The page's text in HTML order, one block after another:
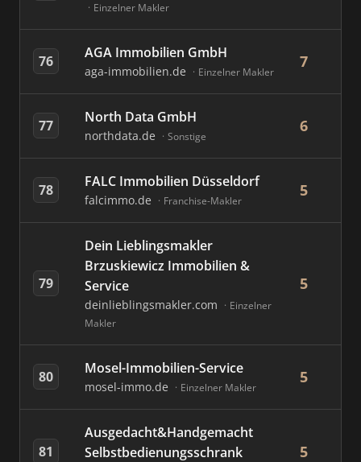
Einzelner Makler
76 AGA Immobilien GmbH
aga-immobilien.de Einzelner Makler
7
77 North Data GmbH
northdata.de Sonstige
6
78 FALC Immobilien Düsseldorf
falcimmo.de Franchise-Makler
5
79
Dein Lieblingsmakler
Brzuskiewicz Immobilien &
Service
deinlieblingsmakler.com
Einzelner
Makler
5
80 Mosel-Immobilien-Service
mosel-immo.de Einzelner Makler
5
81
Ausgedacht&Handgemacht
Selbstbedienungsschrank
5